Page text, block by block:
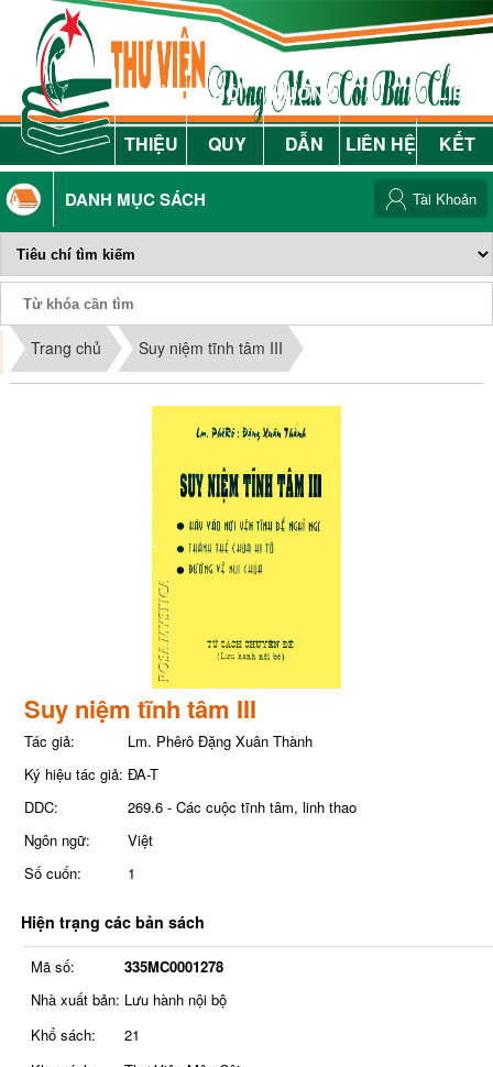
GIỚI
THIỆU
NỘI
QUY
HƯỚNG
DẪN
LIÊN HỆ
LIÊN
KẾT
DANH MỤC SÁCH
Phiếu Sách
Tài Khoản
Trang chủ Suy niệm tĩnh tâm III
Suy niệm tĩnh tâm III
Tác giả:
Lm. Phêrô Đặng Xuân Thành
Ký hiệu tác giả: ĐA-T
DDC:
269.6 - Các cuộc tĩnh tâm, linh thao
Ngôn ngữ:
Việt
Số cuốn:
1
Hiện trạng các bản sách
Mã số:
335MC0001278
Nhà xuất bản: Lưu hành nội bộ
Khổ sách:
21